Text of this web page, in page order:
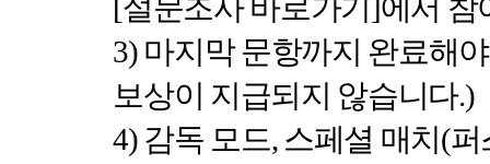
[설문조사 바로가기]에서 참
3) 마지막 문항까지 완료해
보상이 지급되지 않습니다.)
4) 감독 모드, 스페셜 매치(퍼